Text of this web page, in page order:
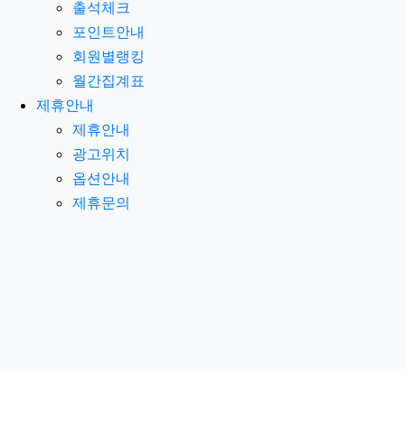
출석체크
포인트안내
회원별랭킹
월간집계표
제휴안내
제휴안내
광고위치
옵션안내
제휴문의